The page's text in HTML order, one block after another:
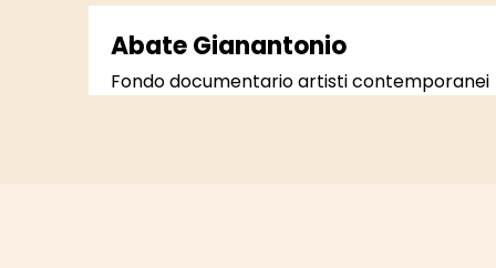
Abate Gianantonio
Fondo documentario artisti contemporanei